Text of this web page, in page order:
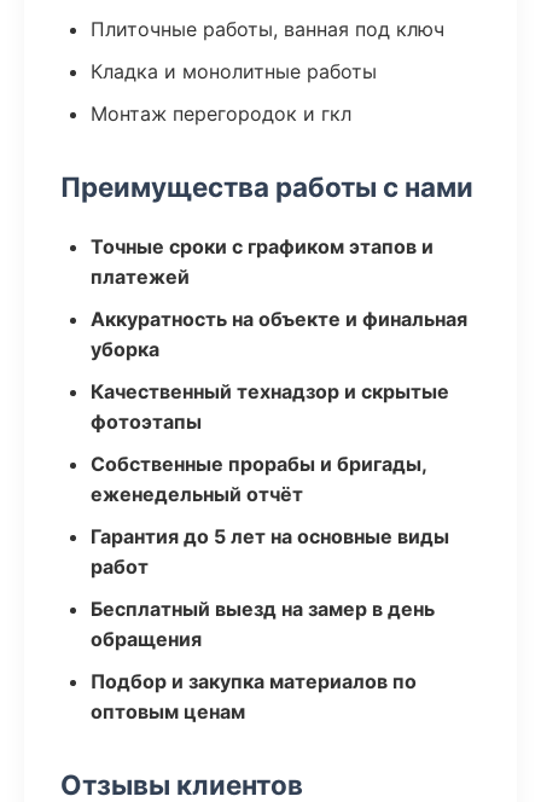
Плиточные работы, ванная под ключ
Кладка и монолитные работы
Монтаж перегородок и гкл
Преимущества работы с нами
Точные сроки с графиком этапов и
платежей
Аккуратность на объекте и финальная
уборка
Качественный технадзор и скрытые
фотоэтапы
Собственные прорабы и бригады,
еженедельный отчёт
Гарантия до 5 лет на основные виды
работ
Бесплатный выезд на замер в день
обращения
Подбор и закупка материалов по
оптовым ценам
Отзывы клиентов